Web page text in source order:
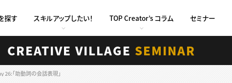
探す スキルアップしたい！ TOP Creator’s コラム セミナー
CREATIVE VILLAGE SEMINAR
26:「助動詞の会話表現」